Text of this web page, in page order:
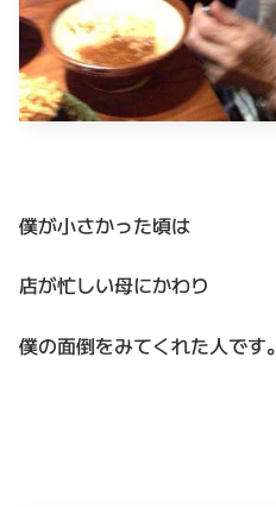
僕が小さかった頃は
店が忙しい母にかわり
僕の面倒をみてくれた人です。